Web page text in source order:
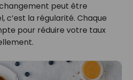
peut être
c’est la régularité. Chaque
pour réduire votre taux